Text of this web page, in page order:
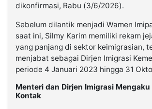
dikonfirmasi, Rabu (3/6/2026).
Sebelum dilantik menjadi Wamen
saat ini, Silmy Karim memiliki rekam
yang panjang di sektor keimigrasian,
menjabat sebagai Dirjen Imigrasi
periode 4 Januari 2023 hingga 31
Menteri dan Dirjen Imigrasi Mengaku
Kontak